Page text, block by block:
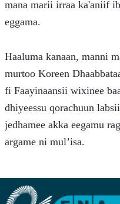
mana marii irraa ka'aniif
eggama.
Haaluma kanaan, manni
murtoo Koreen
fi Faayinaansii wixinee
dhiyeessu qorachuun
jedhamee akka eegamu
argame ni mul’isa.